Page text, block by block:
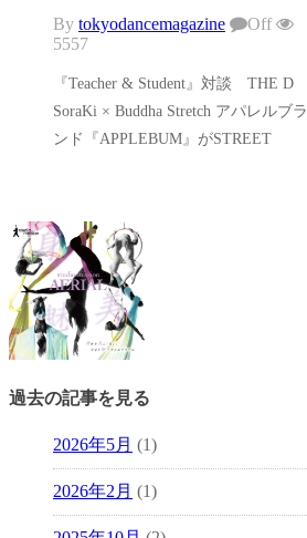
By tokyodancemagazine
Off
5557
『Teacher & Student』対談 THE D
SoraKi × Buddha Stretch アパレルブラ
ンド『APPLEBUM』がSTREET
過去の記事を見る
2026年5月 (1)
2026年2月 (1)